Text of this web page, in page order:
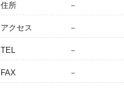
住所 －
アクセス －
TEL －
FAX －